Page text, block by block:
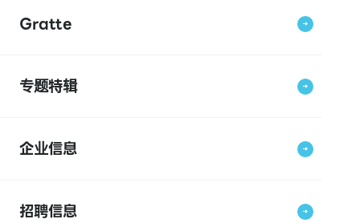
Gratte
专题特辑
企业信息
招聘信息